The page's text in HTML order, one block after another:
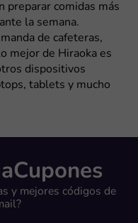
preparar comidas más
la semana.
de cafeteras,
mejor de Hiraoka es
dispositivos
tablets y mucho
y mejores códigos de